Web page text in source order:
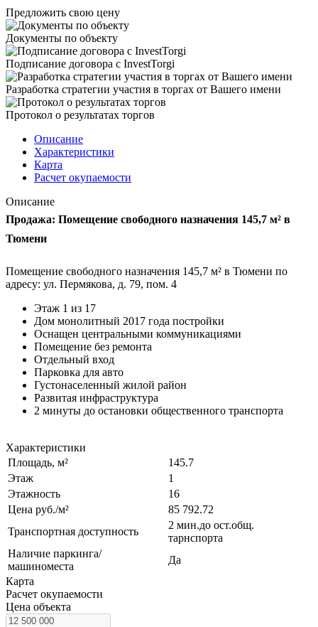
Предложить свою цену
Документы по объекту
Подписание договора с InvestTorgi
Разработка стратегии участия в торгах от Вашего имени
Протокол о результатах торгов
Описание
Характеристики
Карта
Расчет окупаемости
Описание
Продажа: Помещение свободного назначения 145,7 м² в
Тюмени
Помещение свободного назначения 145,7 м² в Тюмени по
адресу: ул. Пермякова, д. 79, пом. 4
Этаж 1 из 17
Дом монолитный 2017 года постройки
Оснащен центральными коммуникациями
Помещение без ремонта
Отдельный вход
Парковка для авто
Густонаселенный жилой район
Развитая инфраструктура
2 минуты до остановки общественного транспорта
Характеристики
Площадь, м²
145.7
Этаж
1
Этажность
16
Цена руб./м²
85 792.72
Транспортная доступность
2 мин.до ост.общ.
тарнспорта
Наличие паркинга/
машиноместа
Да
Карта
Расчет окупаемости
Цена объекта